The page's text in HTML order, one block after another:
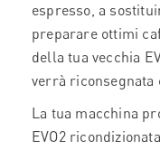
espresso, a
preparare ottimi
della tua vecchia
verrà riconsegnata
La tua macchina
EVO2